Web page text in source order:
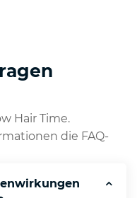
Hair Time.
die FAQ-